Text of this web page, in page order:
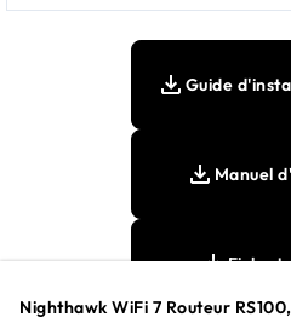
Guide
Manuel
Fiche
Nighthawk WiFi 7 Routeur